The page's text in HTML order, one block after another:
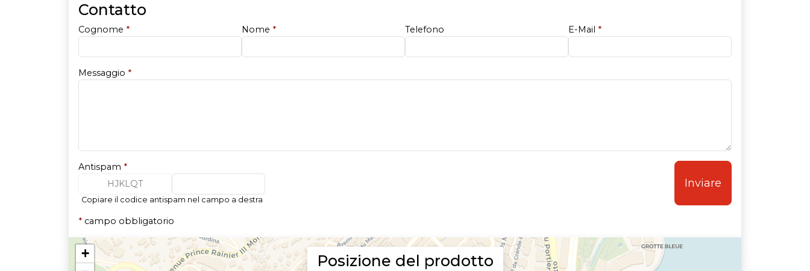
Contatto
Cognome * Nome * Telefono E-Mail *
Messaggio *
Antispam *
HJKLQT
Copiare il codice antispam nel campo a destra
Inviare
* campo obbligatorio
Posizione del prodotto